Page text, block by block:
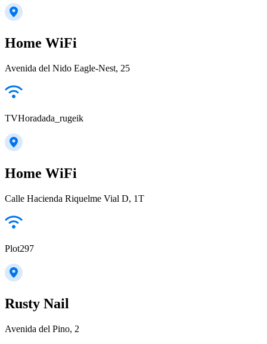
Home WiFi
Avenida del Nido Eagle-Nest, 25
TVHoradada_rugeik
Home WiFi
Calle Hacienda Riquelme Vial D, 1T
Plot297
Rusty Nail
Avenida del Pino, 2